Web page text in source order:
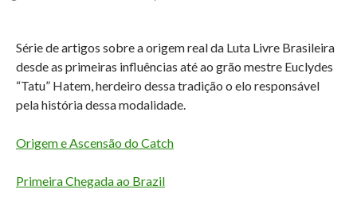
Série de artigos sobre a origem real da Luta Livre Brasileira
desde as primeiras influências até ao grão mestre Euclydes
“Tatu” Hatem, herdeiro dessa tradição o elo responsável
pela história dessa modalidade.
Origem e Ascensão do Catch
Primeira Chegada ao Brazil